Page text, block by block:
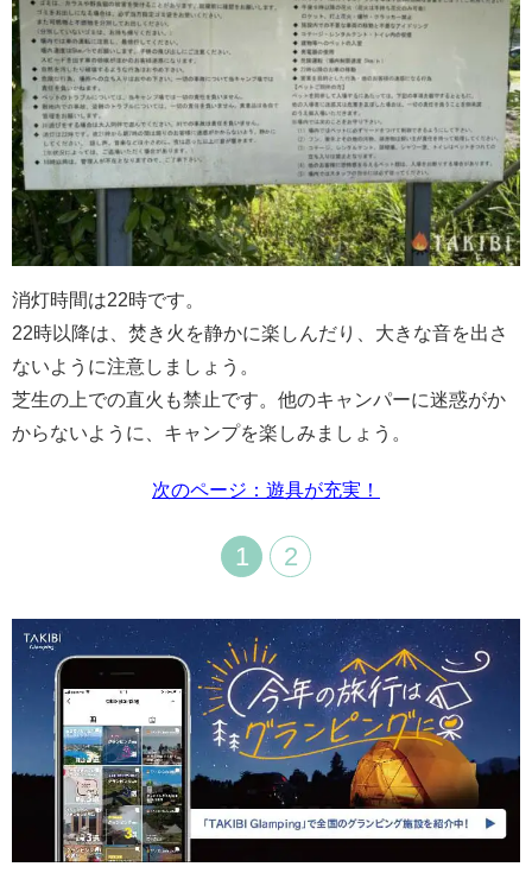
消灯時間は22時です。
22時以降は、焚き火を静かに楽しんだり、大きな音を出さ
ないように注意しましょう。
芝生の上での直火も禁止です。他のキャンパーに迷惑がか
からないように、キャンプを楽しみましょう。
次のページ：遊具が充実！
1 2